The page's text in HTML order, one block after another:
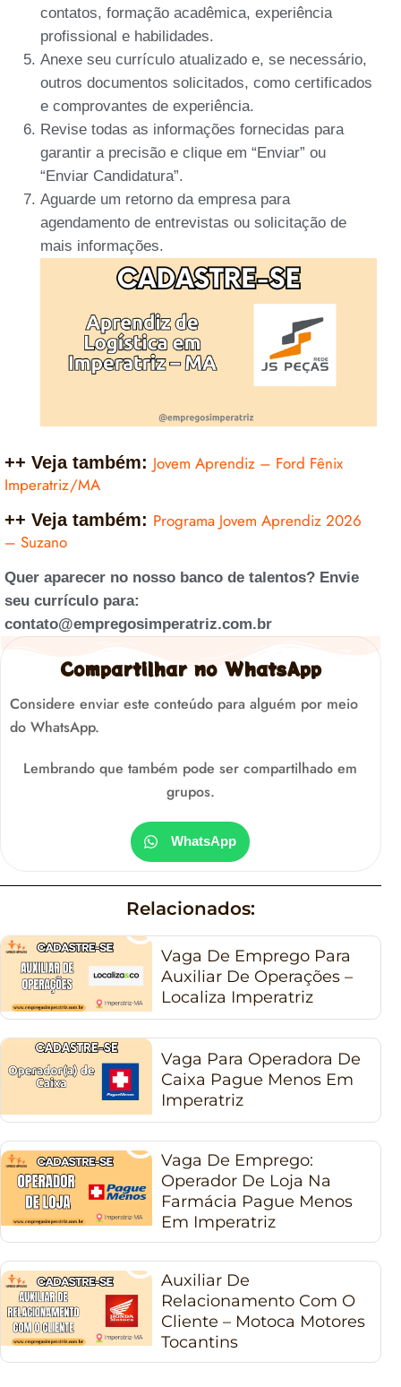
contatos, formação acadêmica, experiência
profissional e habilidades.
Anexe seu currículo atualizado e, se necessário,
outros documentos solicitados, como certificados
e comprovantes de experiência.
Revise todas as informações fornecidas para
garantir a precisão e clique em “Enviar” ou
“Enviar Candidatura”.
Aguarde um retorno da empresa para
agendamento de entrevistas ou solicitação de
mais informações.
++ Veja também: Jovem Aprendiz – Ford Fênix
Imperatriz/MA
++ Veja também: Programa Jovem Aprendiz 2026
– Suzano
Quer aparecer no nosso banco de talentos? Envie
seu currículo para:
contato@empregosimperatriz.com.br
Compartilhar no WhatsApp
Considere enviar este conteúdo para alguém por meio
do WhatsApp.
Lembrando que também pode ser compartilhado em
grupos.
WhatsApp
Relacionados:
Vaga De Emprego Para
Auxiliar De Operações –
Localiza Imperatriz
Vaga Para Operadora De
Caixa Pague Menos Em
Imperatriz
Vaga De Emprego:
Operador De Loja Na
Farmácia Pague Menos
Em Imperatriz
Auxiliar De
Relacionamento Com O
Cliente – Motoca Motores
Tocantins